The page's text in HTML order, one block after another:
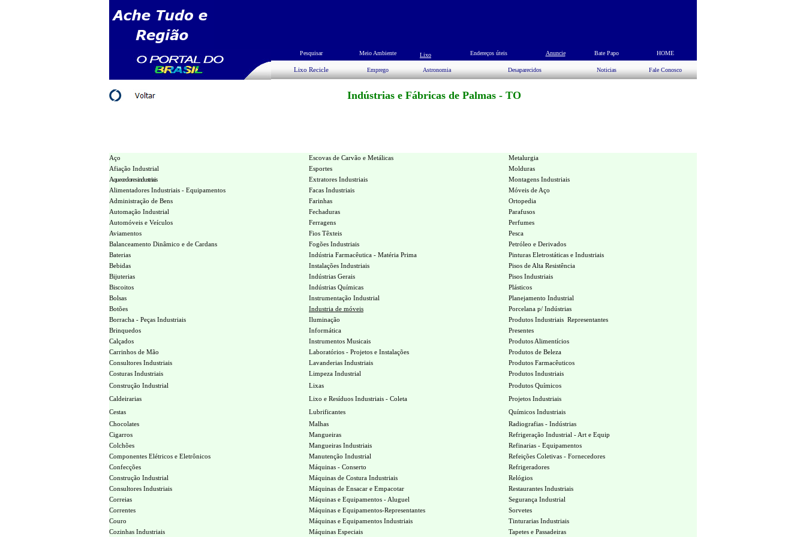
Pesquisar Meio Ambiente Lixo Endereços úteis Anuncie Bate Papo HOME
Lixo Recicle Emprego Astronomia Desaparecidos Noticias Fale Conosco
Indústrias e Fábricas de Palmas - TO
Aço Escovas de Carvão e Metálicas
Metalurgia
Afiação Industrial
Esportes
Molduras
Aquecedores industriais
Extratores Industriais
Montagens Industriais
Alimentadores Industriais - Equipamentos
Facas Industriais
Móveis de Aço
Administração de Bens
Farinhas
Ortopedia
Automação Industrial
Fechaduras
Parafusos
Automóveis e Veículos
Ferragens
Perfumes
Aviamentos
Fios Têxteis
Pesca
Balanceamento Dinâmico e de Cardans
Fogões Industriais
Petróleo e Derivados
Baterias
Indústria Farmacêutica - Matéria Prima
Pinturas Eletrostáticas e Industriais
Bebidas
Instalações Industriais
Pisos de Alta Resistência
Bijuterias
Indústrias Gerais
Pisos Industriais
Biscoitos
Indústrias Químicas
Plásticos
Bolsas
Instrumentação Industrial
Planejamento Industrial
Botões
Industria de móveis
Porcelana p/ Indústrias
Borracha - Peças Industriais
Iluminação
Produtos Industriais Representantes
Brinquedos
Informática
Presentes
Calçados
Instrumentos Musicais
Produtos Alimentícios
Carrinhos de Mão
Laboratórios - Projetos e Instalações
Produtos de Beleza
Consultores Industriais
Lavanderias Industriais
Produtos Farmacêuticos
Costuras Industriais
Limpeza Industrial
Produtos Industriais
Construção Industrial
Lixas
Produtos Químicos
Caldeirarias
Lixo e Resíduos Industriais - Coleta
Projetos Industriais
Cestas
Lubrificantes
Químicos Industriais
Chocolates
Malhas
Radiografias - Indústrias
Cigarros
Mangueiras
Refrigeração Industrial - Art e Equip
Colchões
Mangueiras Industriais
Refinarias - Equipamentos
Componentes Elétricos e Eletrônicos
Manutenção Industrial
Refeições Coletivas - Fornecedores
Confecções
Máquinas - Conserto
Refrigeradores
Construção Industrial
Máquinas de Costura Industriais
Relógios
Consultores Industriais
Máquinas de Ensacar e Empacotar
Restaurantes Industriais
Correias
Máquinas e Equipamentos - Aluguel
Segurança Industrial
Correntes
Máquinas e Equipamentos-Representantes
Sorvetes
Couro
Máquinas e Equipamentos Industriais
Tinturarias Industriais
Cozinhas Industriais
Máquinas Especiais Tapetes e Passadeiras